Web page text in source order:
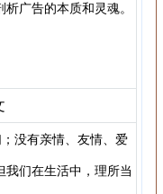
广告的本质和灵魂。
没有亲情、友情、爱
们在生活中，理所当